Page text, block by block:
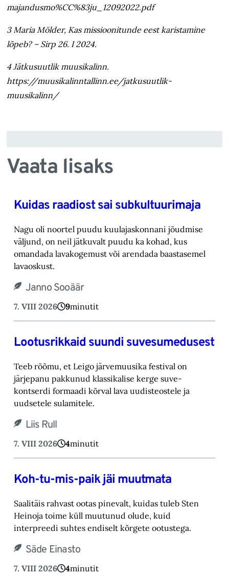
majandusmo%CC%83ju_12092022.pdf
3 Maria Mölder, Kas missioonitunde eest karistamine
lõpeb? – Sirp 26. I 2024.
4 Jätkusuutlik muusikalinn.
https://muusikalinntallinn.ee/jatkusuutlik-
muusikalinn/
Vaata lisaks
Kuidas raadiost sai subkultuurimaja
Nagu oli noortel puudu kuulajaskonnani jõudmise
väljund, on neil jätkuvalt puudu ka kohad, ‎kus
omandada lavakogemust või arendada baastasemel
lavaoskust.‎
Janno Sooäär
7. VIII 2026 9minutit
Lootusrikkaid suundi suvesumedusest
Teeb rõõmu, et Leigo järvemuusika festival on
järjepanu pakkunud klassikalise kerge suve-‎
kontserdi formaadi kõrval lava uudisteostele ja
uudsetele sulamitele.‎
Liis Rull
7. VIII 2026 4minutit
Koh-tu-mis-paik jäi muutmata
Saalitäis rahvast ootas pinevalt, kuidas tuleb Sten
Heinoja toime küll muutunud olude, kuid
‎interpreedi suhtes endiselt kõrgete ootustega.‎
Säde Einasto
7. VIII 2026 4minutit